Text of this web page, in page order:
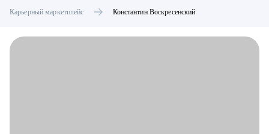
Карьерный маркетплейс Константин Воскресенский